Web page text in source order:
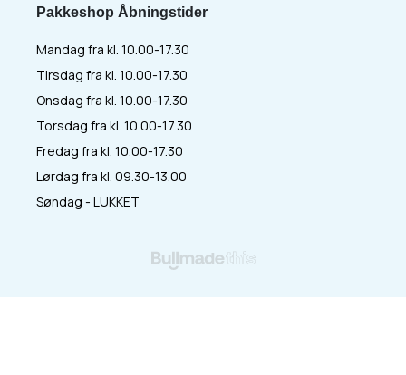
Pakkeshop Åbningstider
Mandag fra kl. 10.00-17.30
Tirsdag fra kl. 10.00-17.30
Onsdag fra kl. 10.00-17.30
Torsdag fra kl. 10.00-17.30
Fredag fra kl. 10.00-17.30
Lørdag fra kl. 09.30-13.00
Søndag - LUKKET